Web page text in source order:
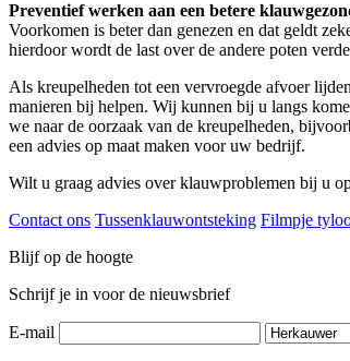
Preventief werken aan een betere
Voorkomen is beter dan genezen en dat geldt
hierdoor wordt de last over de andere poten
Als kreupelheden tot een vervroegde afvoer
manieren bij helpen. Wij kunnen bij u langs
we naar de oorzaak van de kreupelheden,
een advies op maat maken voor uw bedrijf.
Wilt u graag advies over klauwproblemen bij u
Contact ons Tussenklauwontsteking Filmpje
Blijf op de hoogte
Schrijf je in voor de nieuwsbrief
E-mail